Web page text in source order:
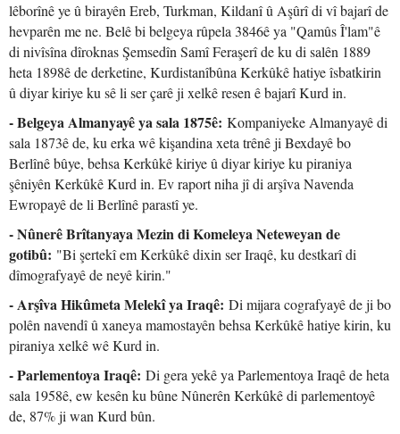
lêborînê ye û birayên Ereb, Turkman, Kildanî û Aşûrî di vî bajarî de
hevparên me ne. Belê bi belgeya rûpela 3846ê ya "Qamûs Î'lam"ê
di nivîsîna dîroknas Şemsedîn Samî Feraşerî de ku di salên 1889
heta 1898ê de derketine, Kurdistanîbûna Kerkûkê hatiye îsbatkirin
û diyar kiriye ku sê li ser çarê ji xelkê resen ê bajarî Kurd in.
- Belgeya Almanyayê ya sala 1875ê: Kompaniyeke Almanyayê di
sala 1873ê de, ku erka wê kişandina xeta trênê ji Bexdayê bo
Berlînê bûye, behsa Kerkûkê kiriye û diyar kiriye ku piraniya
şêniyên Kerkûkê Kurd in. Ev raport niha jî di arşîva Navenda
Ewropayê de li Berlînê parastî ye.
- Nûnerê Brîtanyaya Mezin di Komeleya Neteweyan de
gotibû: "Bi şertekî em Kerkûkê dixin ser Iraqê, ku destkarî di
dîmografyayê de neyê kirin."
- Arşîva Hikûmeta Melekî ya Iraqê: Di mijara cografyayê de ji bo
polên navendî û xaneya mamostayên behsa Kerkûkê hatiye kirin, ku
piraniya xelkê wê Kurd in.
- Parlementoya Iraqê: Di gera yekê ya Parlementoya Iraqê de heta
sala 1958ê, ew kesên ku bûne Nûnerên Kerkûkê di parlementoyê
de, 87% ji wan Kurd bûn.